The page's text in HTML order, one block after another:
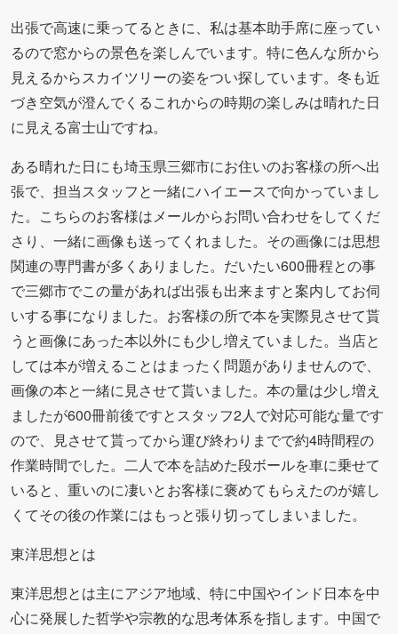
出張で高速に乗ってるときに、私は基本助手席に座ってい
るので窓からの景色を楽しんでいます。特に色んな所から
見えるからスカイツリーの姿をつい探しています。冬も近
づき空気が澄んでくるこれからの時期の楽しみは晴れた日
に見える富士山ですね。
ある晴れた日にも埼玉県三郷市にお住いのお客様の所へ出
張で、担当スタッフと一緒にハイエースで向かっていまし
た。こちらのお客様はメールからお問い合わせをしてくだ
さり、一緒に画像も送ってくれました。その画像には思想
関連の専門書が多くありました。だいたい600冊程との事
で三郷市でこの量があれば出張も出来ますと案内してお伺
いする事になりました。お客様の所で本を実際見させて貰
うと画像にあった本以外にも少し増えていました。当店と
しては本が増えることはまったく問題がありませんので、
画像の本と一緒に見させて貰いました。本の量は少し増え
ましたが600冊前後ですとスタッフ2人で対応可能な量です
ので、見させて貰ってから運び終わりまでで約4時間程の
作業時間でした。二人で本を詰めた段ボールを車に乗せて
いると、重いのに凄いとお客様に褒めてもらえたのが嬉し
くてその後の作業にはもっと張り切ってしまいました。
東洋思想とは
東洋思想とは主にアジア地域、特に中国やインド日本を中
心に発展した哲学や宗教的な思考体系を指します。中国で